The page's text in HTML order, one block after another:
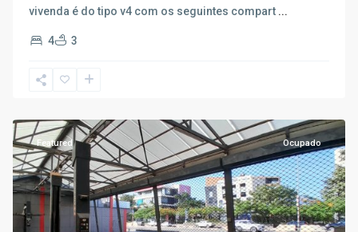
vivenda é do tipo v4 com os seguintes compart ...
4 3
principal
Patriota
Featured Ocupado